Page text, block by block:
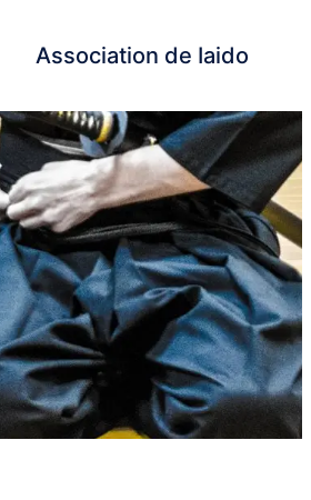
Association de Iaido